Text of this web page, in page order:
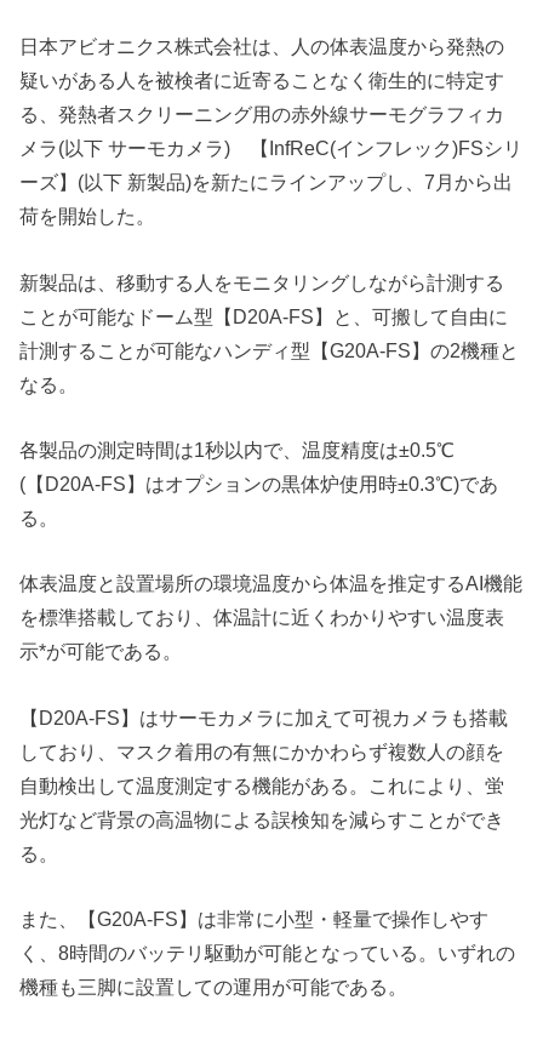
日本アビオニクス株式会社は、人の体表温度から発熱の
疑いがある人を被検者に近寄ることなく衛生的に特定す
る、発熱者スクリーニング用の赤外線サーモグラフィカ
メラ(以下 サーモカメラ) 【InfReC(インフレック)FSシリ
ーズ】(以下 新製品)を新たにラインアップし、7月から出
荷を開始した。
新製品は、移動する人をモニタリングしながら計測する
ことが可能なドーム型【D20A-FS】と、可搬して自由に
計測することが可能なハンディ型【G20A-FS】の2機種と
なる。
各製品の測定時間は1秒以内で、温度精度は±0.5℃
(【D20A-FS】はオプションの黒体炉使用時±0.3℃)であ
る。
体表温度と設置場所の環境温度から体温を推定するAI機能
を標準搭載しており、体温計に近くわかりやすい温度表
示*が可能である。
【D20A-FS】はサーモカメラに加えて可視カメラも搭載
しており、マスク着用の有無にかかわらず複数人の顔を
自動検出して温度測定する機能がある。これにより、蛍
光灯など背景の高温物による誤検知を減らすことができ
る。
また、【G20A-FS】は非常に小型・軽量で操作しやす
く、8時間のバッテリ駆動が可能となっている。いずれの
機種も三脚に設置しての運用が可能である。